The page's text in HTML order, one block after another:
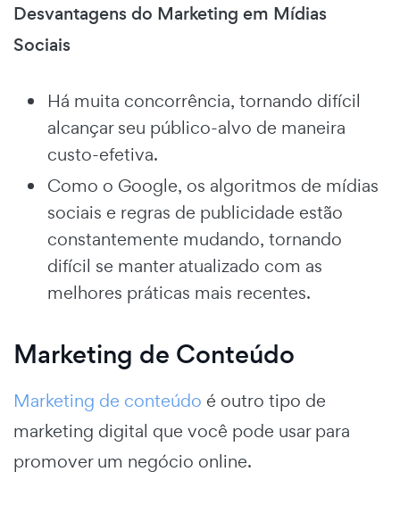
Desvantagens do Marketing em Mídias
Sociais
Há muita concorrência, tornando difícil
alcançar seu público-alvo de maneira
custo-efetiva.
Como o Google, os algoritmos de mídias
sociais e regras de publicidade estão
constantemente mudando, tornando
difícil se manter atualizado com as
melhores práticas mais recentes.
Marketing de Conteúdo
Marketing de conteúdo é outro tipo de
marketing digital que você pode usar para
promover um negócio online.